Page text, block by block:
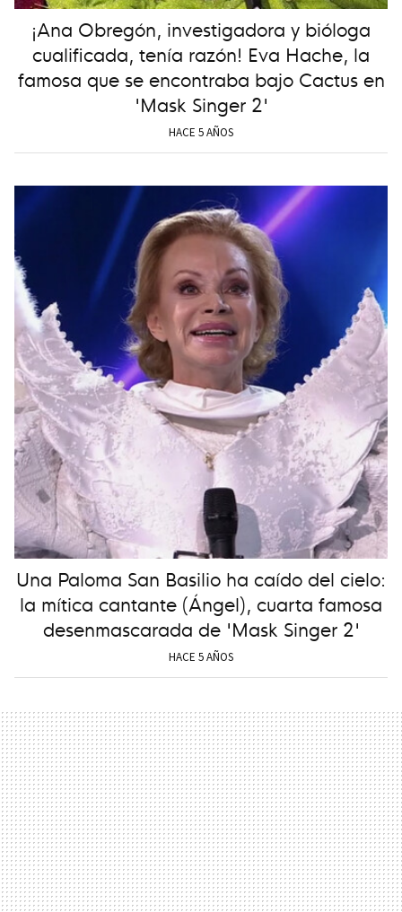
¡Ana Obregón, investigadora y bióloga
cualificada, tenía razón! Eva Hache, la
famosa que se encontraba bajo Cactus en
'Mask Singer 2'
HACE 5 AÑOS
Una Paloma San Basilio ha caído del cielo:
la mítica cantante (Ángel), cuarta famosa
desenmascarada de 'Mask Singer 2'
HACE 5 AÑOS